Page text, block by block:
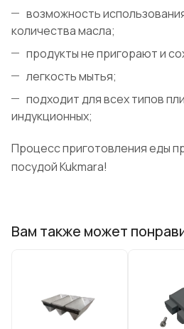
возможность
количества масла;
продукты не пригорают и
легкость мытья;
подходит для всех типов
индукционных;
Процесс приготовления еды
посудой Kukmara!
Вам также может